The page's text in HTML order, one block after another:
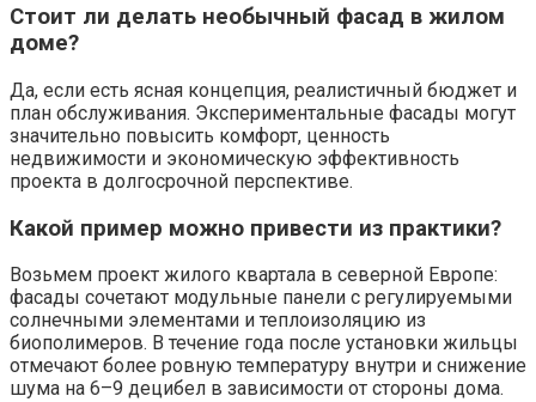
Стоит ли делать необычный фасад в жилом
доме?
Да, если есть ясная концепция, реалистичный бюджет и
план обслуживания. Экспериментальные фасады могут
значительно повысить комфорт, ценность
недвижимости и экономическую эффективность
проекта в долгосрочной перспективе.
Какой пример можно привести из практики?
Возьмем проект жилого квартала в северной Европе:
фасады сочетают модульные панели с регулируемыми
солнечными элементами и теплоизоляцию из
биополимеров. В течение года после установки жильцы
отмечают более ровную температуру внутри и снижение
шума на 6–9 децибел в зависимости от стороны дома.